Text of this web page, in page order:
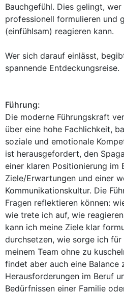
Bauchgefühl. Dies gelingt, wer
professionell formulieren und
(einfühlsam) reagieren kann.
Wer sich darauf einlässt,
spannende Entdeckungsreise.
Führung:
Die moderne Führungskraft
über eine hohe Fachlichkeit,
soziale und emotionale
ist herausgefordert, den
einer klaren Positionierung im
Ziele/Erwartungen und einer
Kommunikationskultur. Die
Fragen reflektieren können:
wie trete ich auf, wie
kann ich meine Ziele klar
durchsetzen, wie sorge ich
meinem Team ohne zu
findet aber auch eine Balance
Herausforderungen im Beruf
Bedürfnissen einer Familie